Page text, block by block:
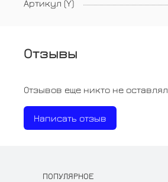
Артикул (Y)
Отзывы
Отзывов еще никто не оставлял
Написать отзыв
ПОПУЛЯРНОЕ